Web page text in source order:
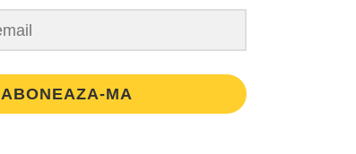
ABONEAZA-MA